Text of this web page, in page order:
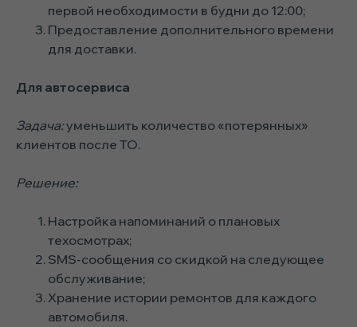
первой необходимости в будни до 12:00;
Предоставление дополнительного времени
для доставки.
Для автосервиса
Задача:уменьшить количество «потерянных»
клиентов после ТО.
Решение:
Настройка напоминаний о плановых
техосмотрах;
SMS-сообщения со скидкой на следующее
обслуживание;
Хранение истории ремонтов для каждого
автомобиля.